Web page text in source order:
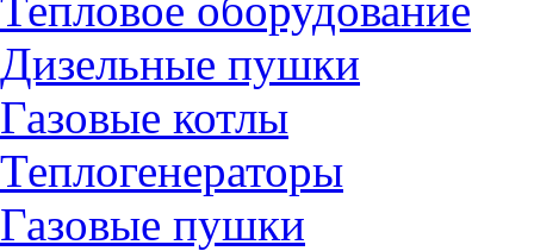
Дизельные пушки
Газовые котлы
Теплогенераторы
Газовые пушки